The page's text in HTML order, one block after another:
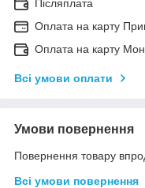
Післяплата
Оплата на карту
Оплата на карту
Всі умови оплати
Умови повернення
Повернення товару
Всі умови повернення